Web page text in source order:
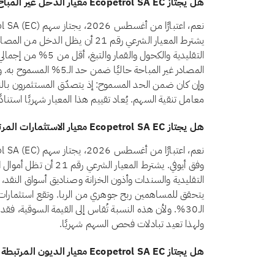
يشترط المعيار الشرعي رقم 21 أن
المصادر غير المباحة
وإن كان ضمن الحد المسموح: إذ يتصدّق المستثمرون
معامل تنقية السهم. يُعاد تقييم هذا المعيار شهريًا
هل يجتاز Ecopetrol SA EC معيار الاستثمارات المرتبطة بالفائدة وفق أيوفي؟
وفق أيوفي. يشترط
الـ30%. ولأن هذه النسبة تُقاس إلى القيمة السوقية،
ولهذا تعيد تبادلات فحص السهم شهريًا.
هل يجتاز Ecopetrol SA EC معيار الديون المرتبطة بالفائدة وفق أيوفي؟